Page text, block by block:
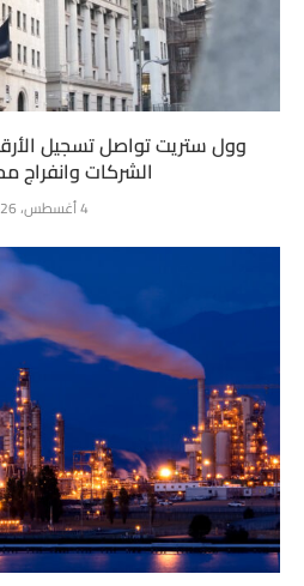
وول ستريت تواصل تسجيل
الشركات وانفراج
4 أغسطس، 2026